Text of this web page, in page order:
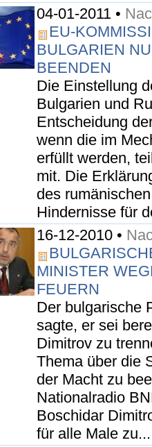
04-01-2011 •
EU-
BULGARIEN
BEENDEN
Die Einstellung
Bulgarien und
Entscheidung
wenn die im
erfüllt werden,
mit. Die
des
Hindernisse für
16-12-2010 •
MINISTER
FEUERN
Der bulgarische
sagte, er sei
Dimitrov zu
Thema über die
der Macht zu
Nationalradio
Boschidar
für alle Male zu...